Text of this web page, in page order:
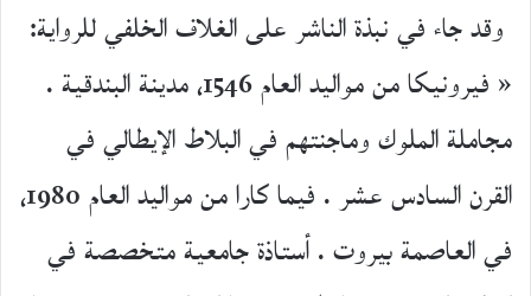
وقد جاء في نبذة الناشر على الغلاف الخلفي للرواية:
« فيرونيكا من مواليد العام 1546، مدينة البندقية .
مجاملة الملوك وماجنتهم في البلاط الإيطالي في
القرن السادس عشر . فيما كارا من مواليد العام 1980،
في العاصمة بيروت . أستاذة جامعية متخصصة في